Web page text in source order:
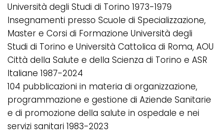
Università degli Studi di Torino 1973-1979
Insegnamenti presso Scuole di Specializzazione,
Master e Corsi di Formazione Università degli
Studi di Torino e Università Cattolica di Roma, AOU
Città della Salute e della Scienza di Torino e ASR
Italiane 1987-2024
104 pubblicazioni in materia di organizzazione,
programmazione e gestione di Aziende Sanitarie
e di promozione della salute in ospedale e nei
servizi sanitari 1983-2023